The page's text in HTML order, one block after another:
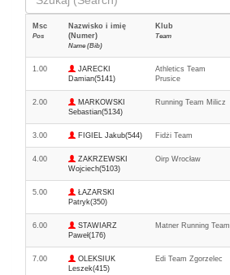
Msc
Pos
Nazwisko i imię
(Numer)
Name (Bib)
Klub
Team
1.00
JARECKI
Damian(5141)
Athletics Team
Prusice
2.00
MARKOWSKI
Sebastian(5134)
Running Team Milicz
3.00 FIGIEL Jakub(544) Fidżi Team
4.00
ZAKRZEWSKI
Wojciech(5103)
Oirp Wrocław
5.00
ŁAZARSKI
Patryk(350)
6.00
STAWIARZ
Paweł(176)
Matner Running Team
7.00
OLEKSIUK
Leszek(415)
Edi Team Zgorzelec